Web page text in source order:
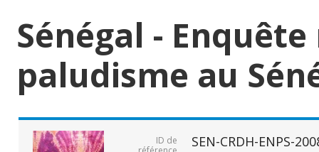
Sénégal -
paludisme au
ID de
SEN-CRDH-ENPS-